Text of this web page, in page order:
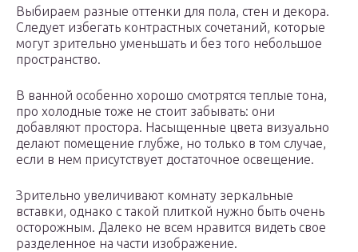
Выбираем разные оттенки для пола, стен и декора.
Следует избегать контрастных сочетаний, которые
могут зрительно уменьшать и без того небольшое
пространство.
В ванной особенно хорошо смотрятся теплые тона,
про холодные тоже не стоит забывать: они
добавляют простора. Насыщенные цвета визуально
делают помещение глубже, но только в том случае,
если в нем присутствует достаточное освещение.
Зрительно увеличивают комнату зеркальные
вставки, однако с такой плиткой нужно быть очень
осторожным. Далеко не всем нравится видеть свое
разделенное на части изображение.